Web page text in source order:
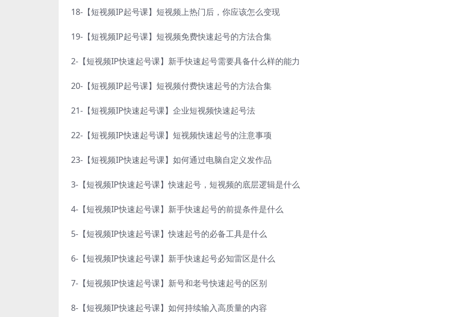
18-【短视频IP起号课】短视频上热门后，你应该怎么变现
19-【短视频IP起号课】短视频免费快速起号的方法合集
2-【短视频IP快速起号课】新手快速起号需要具备什么样的能力
20-【短视频IP起号课】短视频付费快速起号的方法合集
21-【短视频IP快速起号课】企业短视频快速起号法
22-【短视频IP快速起号课】短视频快速起号的注意事项
23-【短视频IP快速起号课】如何通过电脑自定义发作品
3-【短视频IP快速起号课】快速起号，短视频的底层逻辑是什么
4-【短视频IP快速起号课】新手快速起号的前提条件是什么
5-【短视频IP快速起号课】快速起号的必备工具是什么
6-【短视频IP快速起号课】新手快速起号必知雷区是什么
7-【短视频IP快速起号课】新号和老号快速起号的区别
8-【短视频IP快速起号课】如何持续输入高质量的内容